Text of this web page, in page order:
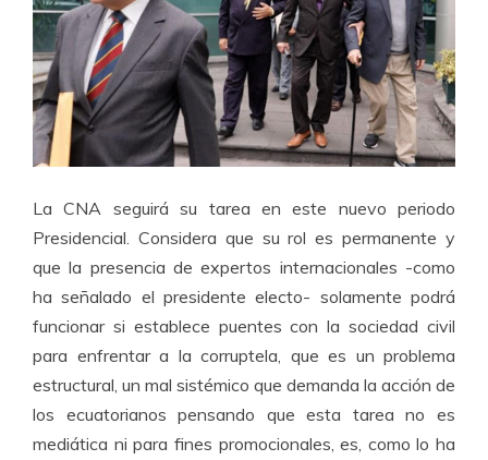
La CNA seguirá su tarea en este nuevo periodo
Presidencial. Considera que su rol es permanente y
que la presencia de expertos internacionales -como
ha señalado el presidente electo- solamente podrá
funcionar si establece puentes con la sociedad civil
para enfrentar a la corruptela, que es un problema
estructural, un mal sistémico que demanda la acción de
los ecuatorianos pensando que esta tarea no es
mediática ni para fines promocionales, es, como lo ha